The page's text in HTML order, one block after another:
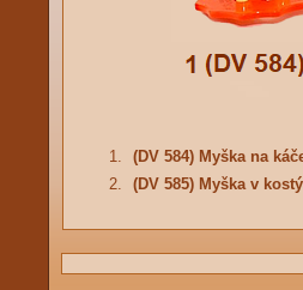
1. (DV 584) Myška na
2.
(DV 585) Myška v